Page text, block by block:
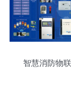
智慧消防物